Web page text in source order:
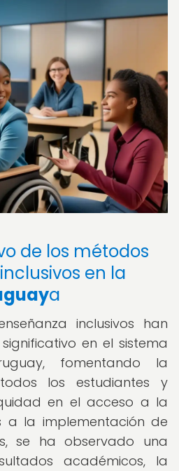
de los métodos
en la
a
inclusivos han
en el sistema
fomentando la
los estudiantes y
en el acceso a la
a la implementación de
se ha observado una
académicos, la